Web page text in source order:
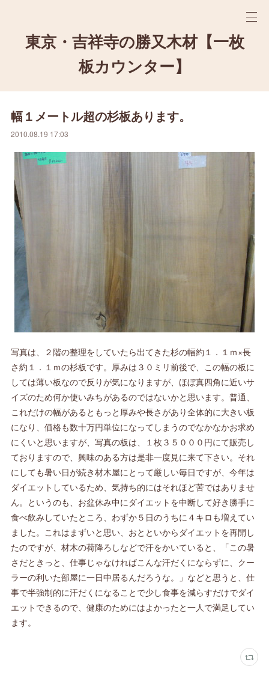
東京・吉祥寺の勝又木材【一枚
板カウンター】
幅１メートル超の杉板あります。
2010.08.19 17:03
写真は、２階の整理をしていたら出てきた杉の幅約１．１ｍ×長
さ約１．１ｍの杉板です。厚みは３０ミリ前後で、この幅の板に
しては薄い板なので反りが気になりますが、ほぼ真四角に近いサ
イズのため何か使いみちがあるのではないかと思います。普通、
これだけの幅があるともっと厚みや長さがあり全体的に大きい板
になり、価格も数十万円単位になってしまうのでなかなかお求め
にくいと思いますが、写真の板は、１枚３５０００円にて販売し
ておりますので、興味のある方は是非一度見に来て下さい。それ
にしても暑い日が続き材木屋にとって厳しい毎日ですが、今年は
ダイエットしているため、気持ち的にはそれほど苦ではありませ
ん。というのも、お盆休み中にダイエットを中断して好き勝手に
食べ飲みしていたところ、わずか５日のうちに４キロも増えてい
ました。これはまずいと思い、おとといからダイエットを再開し
たのですが、材木の荷降ろしなどで汗をかいていると、「この暑
さだときっと、仕事じゃなければこんな汗だくにならずに、クー
ラーの利いた部屋に一日中居るんだろうな。」などと思うと、仕
事で半強制的に汗だくになることで少し食事を減らすだけでダイ
エットできるので、健康のためにはよかったと一人で満足してい
ます。